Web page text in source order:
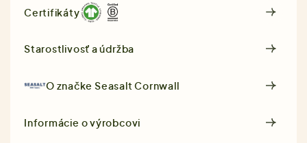
Certifikáty
Starostlivosť a údržba
O značkeSeasalt Cornwall
Informácie o výrobcovi